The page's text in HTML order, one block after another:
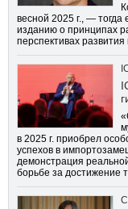
весной 2025 г., — тогда
изданию о принципах
перспективах
в 2025 г. приобрел
успехов в
демонстрация
борьбе за достижение